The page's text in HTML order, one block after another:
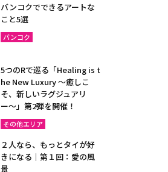
バンコクでできるアートな
こと5選
バンコク
5つのRで巡る「Healing is t
he New Luxury ～癒しこ
そ、新しいラグジュアリ
ー〜」第2弾を開催！
その他エリア
２人なら、もっとタイが好
きになる｜第１回：愛の風
景